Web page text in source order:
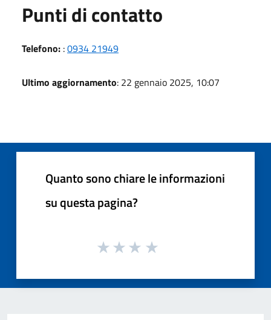
Punti di contatto
Telefono: :0934 21949
Ultimo aggiornamento: 22 gennaio 2025, 10:07
Quanto sono chiare le informazioni
su questa pagina?